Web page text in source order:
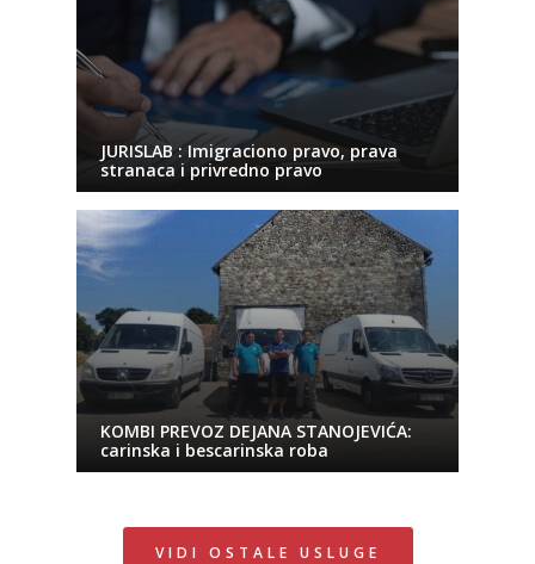
JURISLAB : Imigraciono pravo, prava
stranaca i privredno pravo
KOMBI PREVOZ DEJANA STANOJEVIĆA:
carinska i bescarinska roba
VIDI OSTALE USLUGE